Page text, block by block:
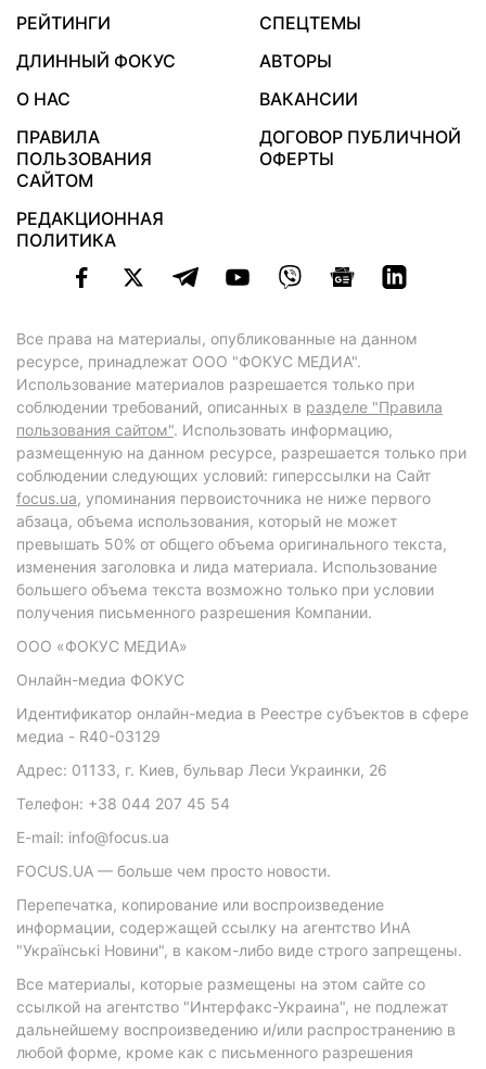
РЕЙТИНГИ
СПЕЦТЕМЫ
ДЛИННЫЙ ФОКУС
АВТОРЫ
О НАС
ВАКАНСИИ
ПРАВИЛА
ПОЛЬЗОВАНИЯ
САЙТОМ
ДОГОВОР ПУБЛИЧНОЙ
ОФЕРТЫ
РЕДАКЦИОННАЯ
ПОЛИТИКА
Все права на материалы, опубликованные на данном
ресурсе, принадлежат ООО "ФОКУС МЕДИА".
Использование материалов разрешается только при
соблюдении требований, описанных в разделе "Правила
пользования сайтом". Использовать информацию,
размещенную на данном ресурсе, разрешается только при
соблюдении следующих условий: гиперссылки на Сайт
focus.ua, упоминания первоисточника не ниже первого
абзаца, объема использования, который не может
превышать 50% от общего объема оригинального текста,
изменения заголовка и лида материала. Использование
большего объема текста возможно только при условии
получения письменного разрешения Компании.
ООО «ФОКУС МЕДИА»
Онлайн-медиа ФОКУС
Идентификатор онлайн-медиа в Реестре субъектов в сфере
медиа - R40-03129
Адрес: 01133, г. Киев, бульвар Леси Украинки, 26
Телефон: +38 044 207 45 54
E-mail: info@focus.ua
FOCUS.UA — больше чем просто новости.
Перепечатка, копирование или воспроизведение
информации, содержащей ссылку на агентство ИнА
"Українські Новини", в каком-либо виде строго запрещены.
Все материалы, которые размещены на этом сайте со
ссылкой на агентство "Интерфакс-Украина", не подлежат
дальнейшему воспроизведению и/или распространению в
любой форме, кроме как с письменного разрешения